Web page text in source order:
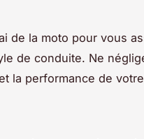
de la moto pour vous
de conduite. Ne
la performance de votre